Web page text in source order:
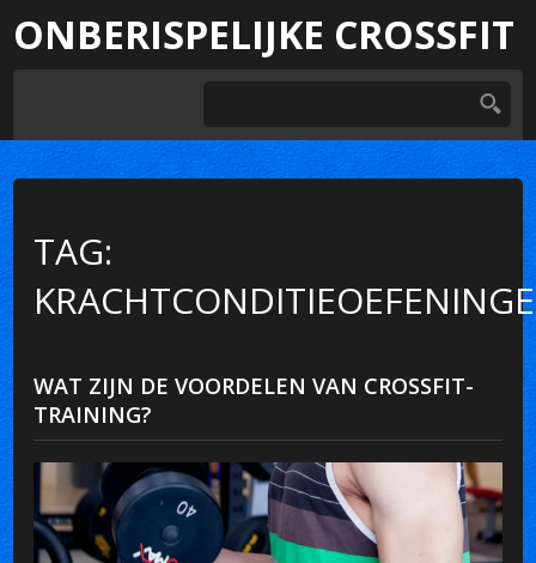
ONBERISPELIJKE CROSSFIT
TAG:
WAT ZIJN DE VOORDELEN VAN CROSSFIT-
TRAINING?